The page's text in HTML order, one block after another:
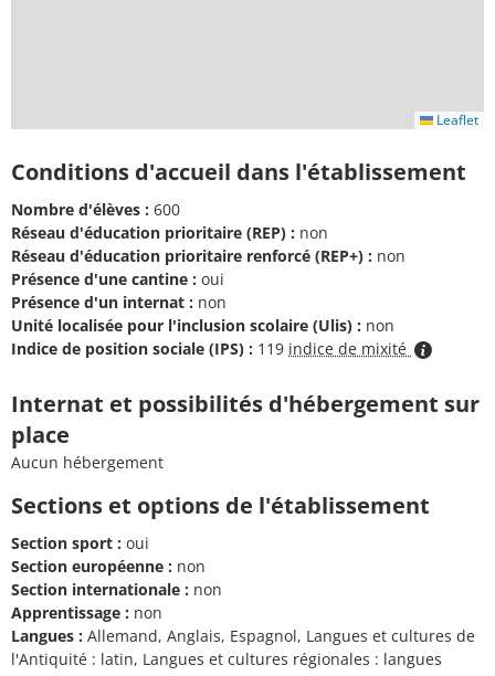
Leaflet
Conditions d'accueil dans l'établissement
Nombre d'élèves : 600
Réseau d'éducation prioritaire (REP) : non
Réseau d'éducation prioritaire renforcé (REP+) : non
Présence d'une cantine : oui
Présence d'un internat : non
Unité localisée pour l'inclusion scolaire (Ulis) : non
Indice de position sociale (IPS) : 119 indice de mixité
Internat et possibilités d'hébergement sur
place
Aucun hébergement
Sections et options de l'établissement
Section sport : oui
Section européenne : non
Section internationale : non
Apprentissage : non
Langues : Allemand, Anglais, Espagnol, Langues et cultures de
l'Antiquité : latin, Langues et cultures régionales : langues